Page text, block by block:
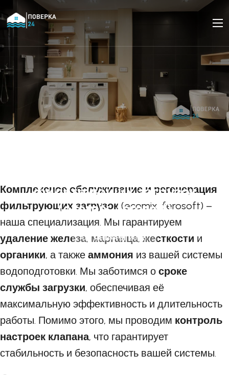
фильтрующих загрузок
(ecomix, ferosoft)
05 ЯНВАРЯ 2025
Комплексное обслуживание и регенерация
фильтрующих загрузок (ecomix, ferosoft) –
наша специализация. Мы гарантируем
удаление железа, марганца, жесткости и
органики, а также аммония из вашей системы
водоподготовки. Мы заботимся о сроке
службы загрузки, обеспечивая её
максимальную эффективность и длительность
работы. Помимо этого, мы проводим контроль
настроек клапана, что гарантирует
стабильность и безопасность вашей системы.